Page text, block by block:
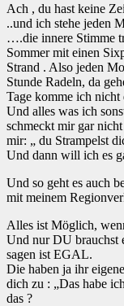
Ach , du hast keine
..und ich stehe jeden
….die innere Stimme
Sommer mit einen
Strand . Also jeden
Stunde Radeln, da
Tage komme ich nicht
Und alles was ich
schmeckt mir gar
mir: „ du Strampelst
Und dann will ich es
Und so geht es auch
mit meinem
Alles ist Möglich,
Und nur DU brauchst
sagen ist EGAL.
Die haben ja ihr
dich zu : „Das habe
das ?